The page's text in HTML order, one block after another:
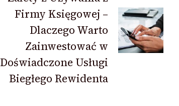
Firmy Księgowej –
Dlaczego Warto
Zainwestować w
Doświadczone Usługi
Biegłego Rewidenta